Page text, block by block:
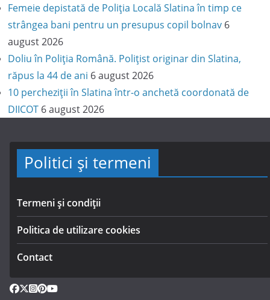
Femeie depistată de Poliția Locală Slatina în timp ce
strângea bani pentru un presupus copil bolnav 6
august 2026
Doliu în Poliția Română. Polițist originar din Slatina,
răpus la 44 de ani 6 august 2026
10 percheziții în Slatina într-o anchetă coordonată de
DIICOT 6 august 2026
Politici și termeni
Termeni și condiții
Politica de utilizare cookies
Contact